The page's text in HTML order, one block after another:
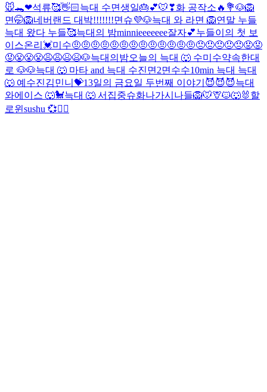
🐭🐊❤석류🥰👋🏻늑대 수면생일🎂💕🐭❣화 공작소🔥💐🐶🦁
면🤭🦁네버랜드 대박!!!!!!!면슈💜🐶늑대 와 라면 🦁연말 누들
늑대 왔다 누들🥰늑대의 밤minnieeeeeee잘자💕누들이의 첫 보
이스온리💓미수🤨🤨🤨🤨🤨🤨🤨🤨🤨🤨🤨🤨🤨😠😠😠😠😠😡😡
😡😤😤😤😩😩😫😫🐶늑대의밤오늘의 늑대 🐺 수미수약속한대
로 🐶🐶늑대 🐺 마타 and 늑대 수진 면2면 수수10min 늑대 늑대
🐺 예 수진김민니💝13일의 금요일 두번째 이야기😈😈😈늑대
와에이스 🐺🐩늑대 🐺 서집중슈화나가시나들🦁🐭🦒🐱🐺🐰할
로윈 sushu 💞👯‍♀️